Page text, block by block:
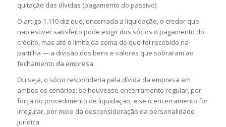
quitação das dívidas (pagamento do passivo).
O artigo 1.110 diz que, encerrada a liquidação, o credor que
não estiver satisfeito pode exigir dos sócios o pagamento do
crédito, mas até o limite da soma do que foi recebido na
partilha — a divisão dos bens e valores que sobraram ao
fechamento da empresa.
Ou seja, o sócio responderia pela dívida da empresa em
ambos os cenários: se houvesse encerramento regular, por
força do procedimento de liquidação; e se o encerramento for
irregular, por meio da desconsideração da personalidade
jurídica.